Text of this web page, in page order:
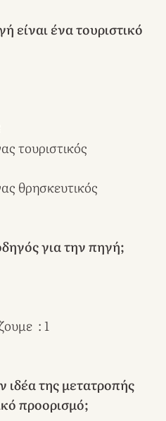
είναι ένα τουριστικό
τουριστικός
θρησκευτικός
για την πηγή;
: 1
ιδέα της μετατροπής
προορισμό;